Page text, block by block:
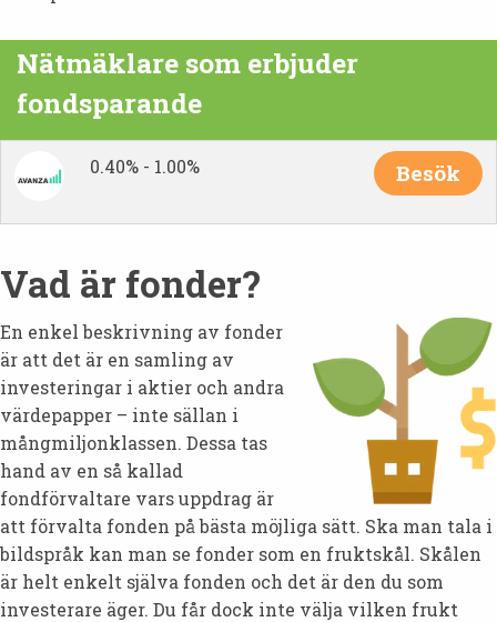
Nätmäklare som erbjuder
fondsparande
0.40% - 1.00% Besök
Vad är fonder?
En enkel beskrivning av fonder
är att det är en samling av
investeringar i aktier och andra
värdepapper – inte sällan i
mångmiljonklassen. Dessa tas
hand av en så kallad
fondförvaltare vars uppdrag är
att förvalta fonden på bästa möjliga sätt. Ska man tala i
bildspråk kan man se fonder som en fruktskål. Skålen
är helt enkelt själva fonden och det är den du som
investerare äger. Du får dock inte välja vilken frukt